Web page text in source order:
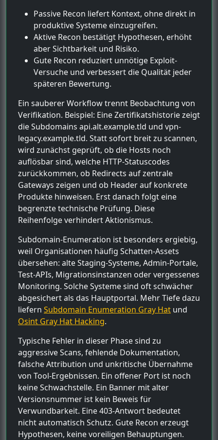
Passive Recon liefert Kontext, ohne direkt in
produktive Systeme einzugreifen.
Aktive Recon bestätigt Hypothesen, erhöht
aber Sichtbarkeit und Risiko.
Gute Recon reduziert unnötige Exploit-
Versuche und verbessert die Qualität jeder
späteren Bewertung.
Ein sauberer Workflow trennt Beobachtung von
Verifikation. Beispiel: Eine Zertifikatshistorie zeigt
die Subdomains api.alt.example.tld und vpn-
legacy.example.tld. Statt sofort breit zu scannen,
wird zunächst geprüft, ob die Hosts noch
auflösbar sind, welche HTTP-Statuscodes
zurückkommen, ob Redirects auf zentrale
Gateways zeigen und ob Header auf konkrete
Produkte hinweisen. Erst danach folgt eine
begrenzte technische Prüfung. Diese
Reihenfolge verhindert Aktionismus.
Subdomain-Enumeration ist besonders ergiebig,
weil Organisationen häufig Schatten-Assets
übersehen: alte Staging-Systeme, Admin-Portale,
Test-APIs, Migrationsinstanzen oder vergessenes
Monitoring. Solche Systeme sind oft schwächer
abgesichert als das Hauptportal. Mehr Tiefe dazu
liefern Subdomain Enumeration Gray Hat und
Osint Gray Hat Hacking.
Typische Fehler in dieser Phase sind zu
aggressive Scans, fehlende Dokumentation,
falsche Attribution und unkritische Übernahme
von Tool-Ergebnissen. Ein offener Port ist noch
keine Schwachstelle. Ein Banner mit alter
Versionsnummer ist kein Beweis für
Verwundbarkeit. Eine 403-Antwort bedeutet
nicht automatisch Schutz. Gute Recon erzeugt
Hypothesen, keine voreiligen Behauptungen.